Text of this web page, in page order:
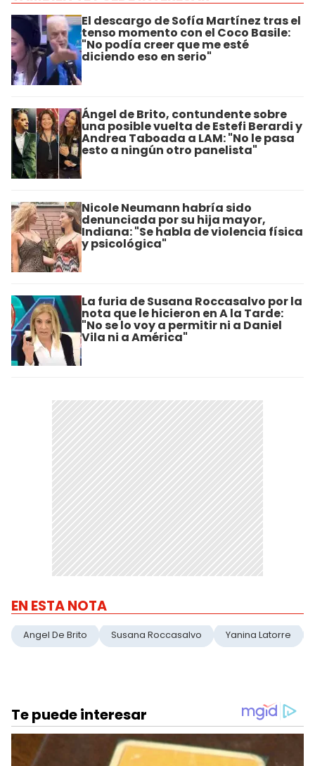
El descargo de Sofía Martínez tras el
tenso momento con el Coco Basile:
"No podía creer que me esté
diciendo eso en serio"
Ángel de Brito, contundente sobre
una posible vuelta de Estefi Berardi y
Andrea Taboada a LAM: "No le pasa
esto a ningún otro panelista"
Nicole Neumann habría sido
denunciada por su hija mayor,
Indiana: "Se habla de violencia física
y psicológica"
La furia de Susana Roccasalvo por la
nota que le hicieron en A la Tarde:
"No se lo voy a permitir ni a Daniel
Vila ni a América"
EN ESTA NOTA
Angel De Brito Susana Roccasalvo Yanina Latorre